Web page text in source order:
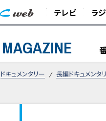
テレビ ラ
ドキュメンタリー 長編ドキュメンタ